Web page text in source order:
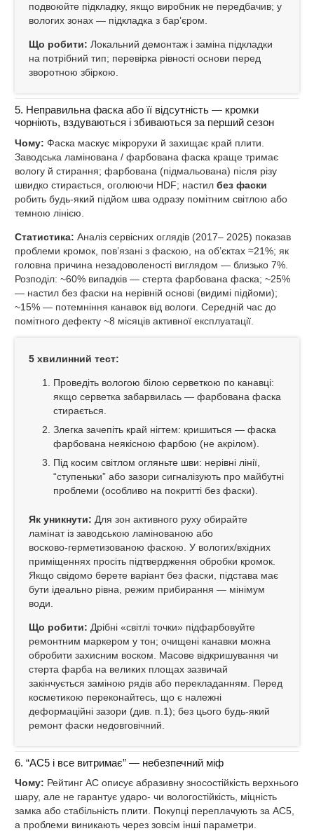
подвоюйте підкладку, якщо виробник не передбачив; у
вологих зонах — підкладка з бар’єром.
Що робити: Локальний демонтаж і заміна підкладки
на потрібний тип; перевірка рівності основи перед
зворотною збіркою.
5. Неправильна фаска або її відсутність — кромки
чорніють, вздуваються і збиваються за перший сезон
Чому: Фаска маскує мікрорухи й захищає край плити.
Заводська ламінована / фарбована фаска краще тримає
вологу й стирання; фарбована (підмальована) після різу
швидко стирається, оголюючи HDF; настил без фаски
робить будь‑який підйом шва одразу помітним світлою або
темною лінією.
Статистика: Аналіз сервісних оглядів (2017– 2025) показав
проблеми кромок, пов’язані з фаскою, на об’єктах ≈21%; як
головна причина незадоволеності виглядом — близько 7%.
Розподіл: ~60% випадків — стерта фарбована фаска; ~25%
— настил без фаски на нерівній основі (видимі підйоми);
~15% — потемніння канавок від вологи. Середній час до
помітного дефекту ~8 місяців активної експлуатації.
5 хвилинний тест:
Проведіть вологою білою серветкою по канавці:
якщо серветка забарвилась — фарбована фаска
стирається.
Злегка зачепіть край нігтем: кришиться — фаска
фарбована неякісною фарбою (не акрілом).
Під косим світлом огляньте шви: нерівні лінії,
“ступеньки” або зазори сигналізують про майбутні
проблеми (особливо на покритті без фаски).
Як уникнути: Для зон активного руху обирайте
ламінат із заводською ламінованою або
восково‑герметизованою фаскою. У вологих/вхідних
приміщеннях просіть підтвердження обробки кромок.
Якщо свідомо берете варіант без фаски, підстава має
бути ідеально рівна, режим прибирання — мінімум
води.
Що робити: Дрібні «світлі точки» підфарбовуйте
ремонтним маркером у тон; очищені канавки можна
обробити захисним воском. Масове відкришування чи
стерта фарба на великих площах зазвичай
закінчується заміною рядів або перекладанням. Перед
косметикою переконайтесь, що є належні
деформаційні зазори (див. п.1); без цього будь‑який
ремонт фаски недовговічний.
6. “AC5 і все витримає” — небезпечний міф
Чому: Рейтинг AC описує абразивну зносостійкість верхнього
шару, але не гарантує ударо‑ чи вологостійкість, міцність
замка або стабільність плити. Покупці переплачують за AC5,
а проблеми виникають через зовсім інші параметри.